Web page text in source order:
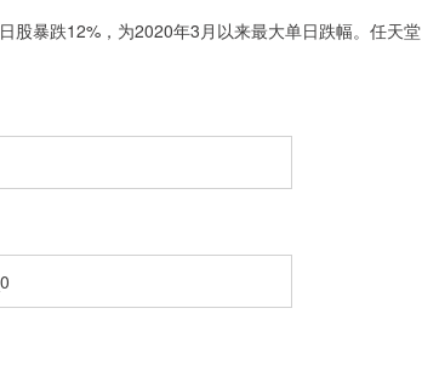
暴跌12%，为2020年3月以来最大单日跌幅。任天堂